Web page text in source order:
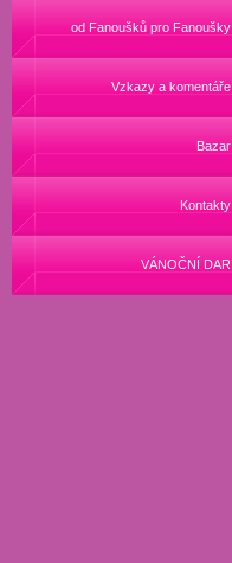
od Fanoušků pro Fanoušky
Vzkazy a komentáře
Bazar
Kontakty
VÁNOČNÍ DAR